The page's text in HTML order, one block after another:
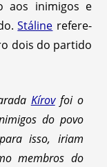
aos inimigos e
Stáline refere-
dois do partido
Kírovfoi o
do povo
isso, iriam
membros do